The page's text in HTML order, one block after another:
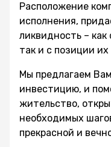
Расположение
исполнения,
ликвидность –
так и с позиции
Мы предлагаем
инвестицию, и
жительство,
необходимых
прекрасной и